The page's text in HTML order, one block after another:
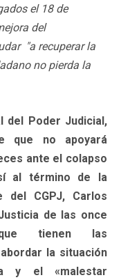
el 18 de
del
"a recuperar la
no pierda la
del Poder Judicial,
que no apoyará
ante el colapso
al término de la
del CGPJ, Carlos
de las once
que tienen las
la situación
y el «malestar